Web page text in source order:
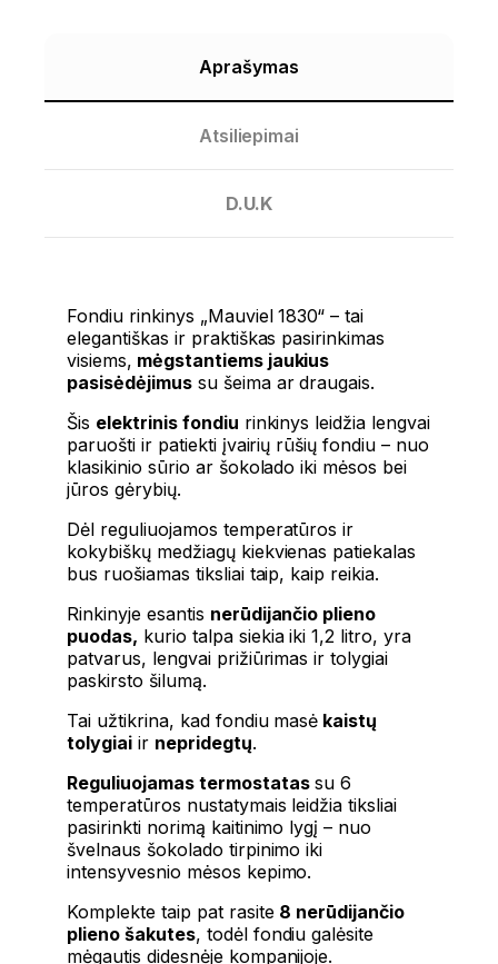
Aprašymas
Atsiliepimai
D.U.K
Fondiu rinkinys „Mauviel 1830“ – tai
elegantiškas ir praktiškas pasirinkimas
visiems, mėgstantiems jaukius
pasisėdėjimussu šeima ar draugais.
Šis elektrinis fondiu rinkinys leidžia lengvai
paruošti ir patiekti įvairių rūšių fondiu – nuo
klasikinio sūrio ar šokolado iki mėsos bei
jūros gėrybių.
Dėl reguliuojamos temperatūros ir
kokybiškų medžiagų kiekvienas patiekalas
bus ruošiamas tiksliai taip, kaip reikia.
Rinkinyje esantis nerūdijančio plieno
puodas, kurio talpa siekia iki 1,2 litro, yra
patvarus, lengvai prižiūrimas ir tolygiai
paskirsto šilumą.
Tai užtikrina, kad fondiu masė kaistų
tolygiaiir nepridegtų.
Reguliuojamas termostatassu 6
temperatūros nustatymais leidžia tiksliai
pasirinkti norimą kaitinimo lygį – nuo
švelnaus šokolado tirpinimo iki
intensyvesnio mėsos kepimo.
Komplekte taip pat rasite 8 nerūdijančio
plieno šakutes, todėl fondiu galėsite
mėgautis didesnėje kompanijoje.